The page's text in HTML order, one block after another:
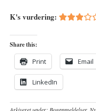
K's vurdering:
Share this:
Print Email
LinkedIn